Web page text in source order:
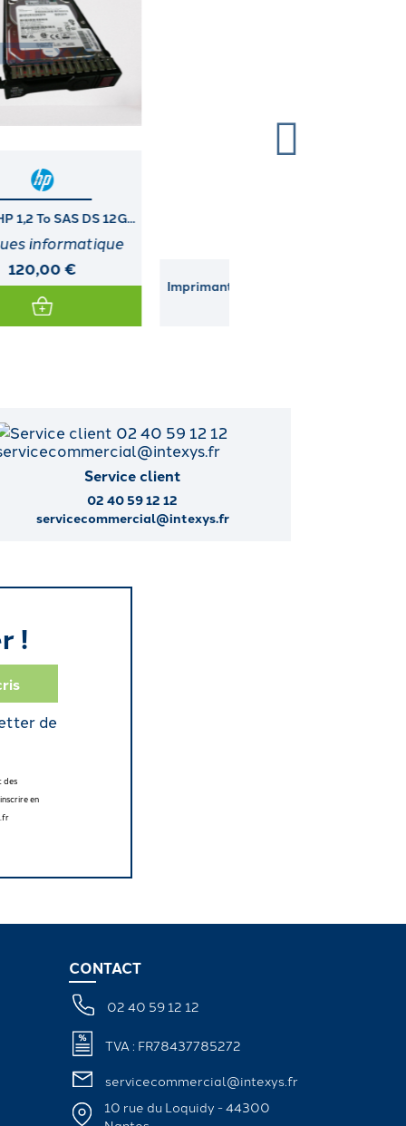
Imprimante DIGITAL (LA30W-
Service client
02 40 59 12 12
servicecommercial@intexys.fr
!
de
des
en
CONTACT
02 40 59 12 12
TVA : FR78437785272
servicecommercial@intexys.fr
10 rue du Loquidy - 44300